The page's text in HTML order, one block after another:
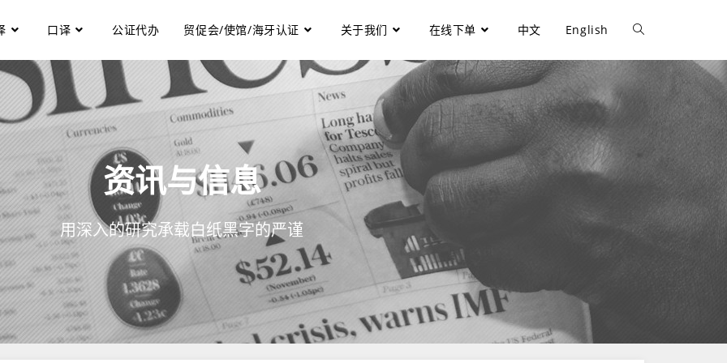
口译 公证代办 贸促会/使馆/海牙认证 关于我们 在线下单 中文 English
资讯与信息
用深入的研究承载白纸黑字的严谨